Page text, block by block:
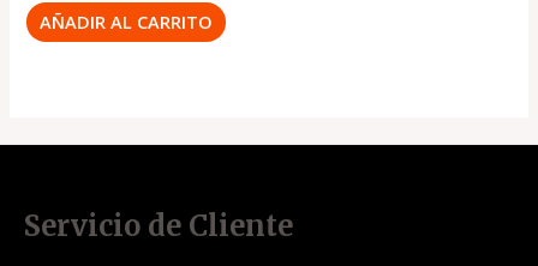
AÑADIR AL CARRITO
Servicio de Cliente